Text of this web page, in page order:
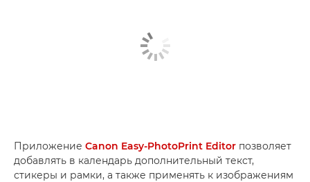
Приложение Canon Easy-PhotoPrint Editor позволяет
добавлять в календарь дополнительный текст,
стикеры и рамки, а также применять к изображениям